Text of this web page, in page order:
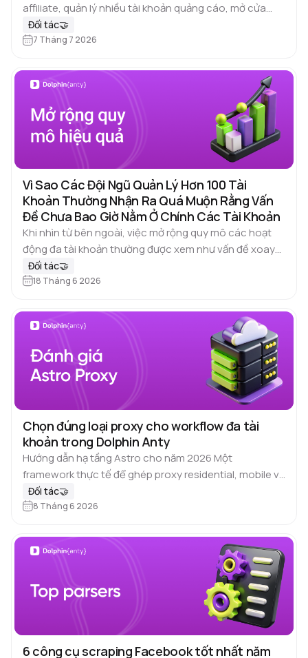
affiliate, quản lý nhiều tài khoản quảng cáo, mở cửa
hàng ở nhiều thị trường hay mở…
Đối tác🤝
7 Tháng 7 2026
Vì Sao Các Đội Ngũ Quản Lý Hơn 100 Tài
Khoản Thường Nhận Ra Quá Muộn Rằng Vấn
Đề Chưa Bao Giờ Nằm Ở Chính Các Tài Khoản
Khi nhìn từ bên ngoài, việc mở rộng quy mô các hoạt
động đa tài khoản thường được xem như vấn đề xoay
quanh những yếu tố quen thuộc: chất…
Đối tác🤝
18 Tháng 6 2026
Chọn đúng loại proxy cho workflow đa tài
khoản trong Dolphin Anty
Hướng dẫn hạ tầng Astro cho năm 2026 Một
framework thực tế để ghép proxy residential, mobile và
datacenter với từng nền tảng mạng xã hội – kèm theo
mode…
Đối tác🤝
8 Tháng 6 2026
6 công cụ scraping Facebook tốt nhất năm